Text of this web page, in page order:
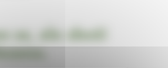
se, ale zboží